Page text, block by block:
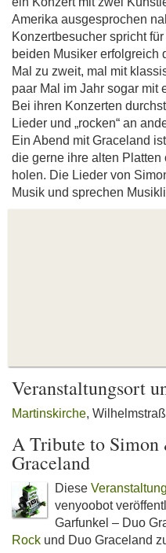
Amerika ausgesprochen
Konzertbesucher spricht
beiden Musiker erfolgreich
Mal zu zweit, mal mit
paar Mal im Jahr sogar mit
Bei ihren Konzerten
Lieder und „rocken“ an
Ein Abend mit Graceland
die gerne ihre alten Platten
holen. Die Lieder von
Musik und sprechen
Veranstaltungsort
Martinskirche,
A Tribute to
Graceland
Diese
venyoobot
Garfunkel – Duo
Rock und Duo Graceland